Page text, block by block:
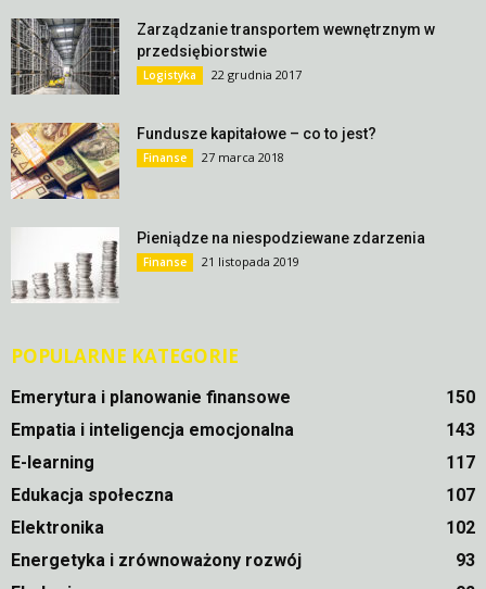
Zarządzanie transportem wewnętrznym w
przedsiębiorstwie
Logistyka 22 grudnia 2017
Fundusze kapitałowe – co to jest?
Finanse 27 marca 2018
Pieniądze na niespodziewane zdarzenia
Finanse 21 listopada 2019
POPULARNE KATEGORIE
Emerytura i planowanie finansowe
150
Empatia i inteligencja emocjonalna
143
E-learning
117
Edukacja społeczna
107
Elektronika
102
Energetyka i zrównoważony rozwój
93